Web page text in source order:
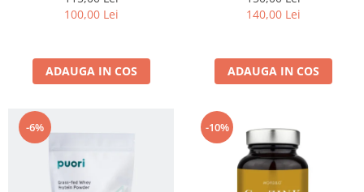
100,00 Lei
ADAUGA IN COS
140,00 Lei
ADAUGA IN COS
-6% -10%